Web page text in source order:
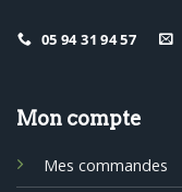
05 94 31 94 57
Mon compte
Mes commandes